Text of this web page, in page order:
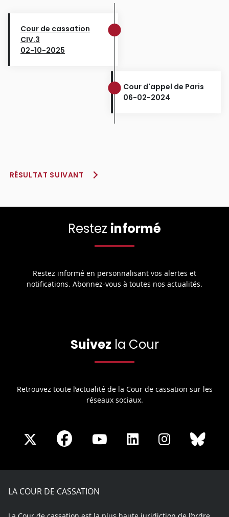
Cour de cassation
CIV.3
02-10-2025
Cour d'appel de Paris
06-02-2024
RÉSULTAT SUIVANT
Restez informé
Restez informé en personnalisant vos alertes et
notifications. Abonnez-vous à toutes nos actualités.
Suivez la Cour
Retrouvez toute l’actualité de la Cour de cassation sur les
réseaux sociaux.
Share
X
Share
Facebook
Share
Youtube
Share
LinkedIn
Share
Instagram
LA COUR DE CASSATION